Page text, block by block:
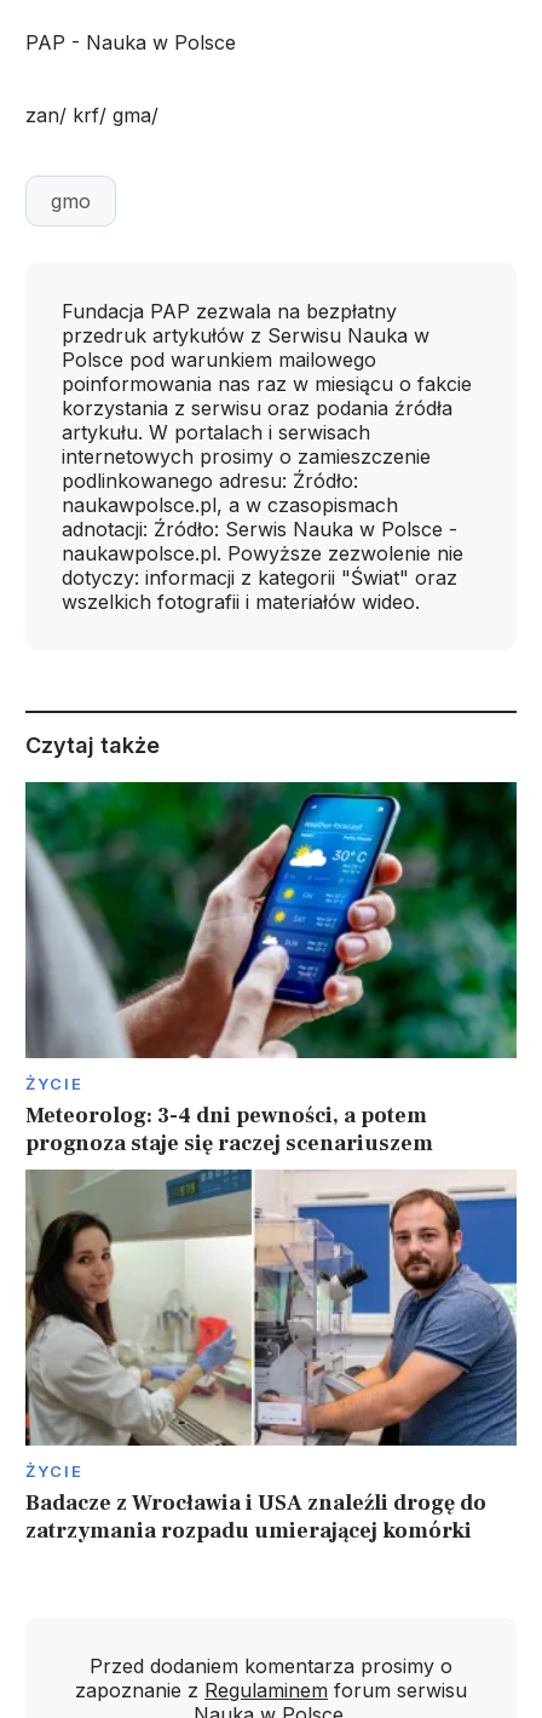
PAP - Nauka w Polsce
zan/ krf/ gma/
gmo
Fundacja PAP zezwala na bezpłatny
przedruk artykułów z Serwisu Nauka w
Polsce pod warunkiem mailowego
poinformowania nas raz w miesiącu o fakcie
korzystania z serwisu oraz podania źródła
artykułu. W portalach i serwisach
internetowych prosimy o zamieszczenie
podlinkowanego adresu: Źródło:
naukawpolsce.pl, a w czasopismach
adnotacji: Źródło: Serwis Nauka w Polsce -
naukawpolsce.pl. Powyższe zezwolenie nie
dotyczy: informacji z kategorii "Świat" oraz
wszelkich fotografii i materiałów wideo.
Czytaj także
ŻYCIE
Meteorolog: 3-4 dni pewności, a potem
prognoza staje się raczej scenariuszem
ŻYCIE
Badacze z Wrocławia i USA znaleźli drogę do
zatrzymania rozpadu umierającej komórki
Przed dodaniem komentarza prosimy o
zapoznanie z Regulaminem forum serwisu